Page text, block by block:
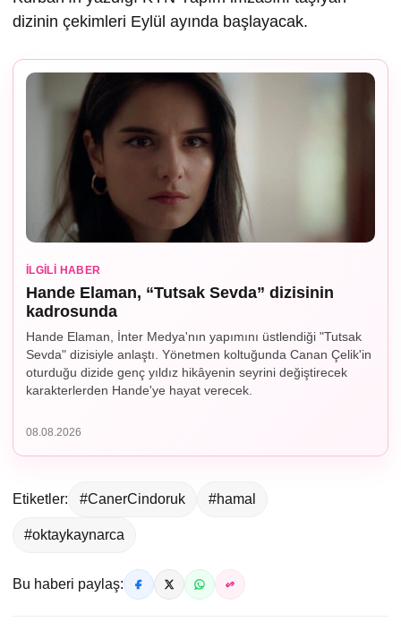
dizinin çekimleri Eylül ayında başlayacak.
İLGILI HABER
Hande Elaman, “Tutsak Sevda” dizisinin
kadrosunda
Hande Elaman, İnter Medya'nın yapımını üstlendiği "Tutsak
Sevda" dizisiyle anlaştı. Yönetmen koltuğunda Canan Çelik'in
oturduğu dizide genç yıldız hikâyenin seyrini değiştirecek
karakterlerden Hande'ye hayat verecek.
08.08.2026
Etiketler: #CanerCindoruk #hamal
#oktaykaynarca
Bu haberi paylaş: